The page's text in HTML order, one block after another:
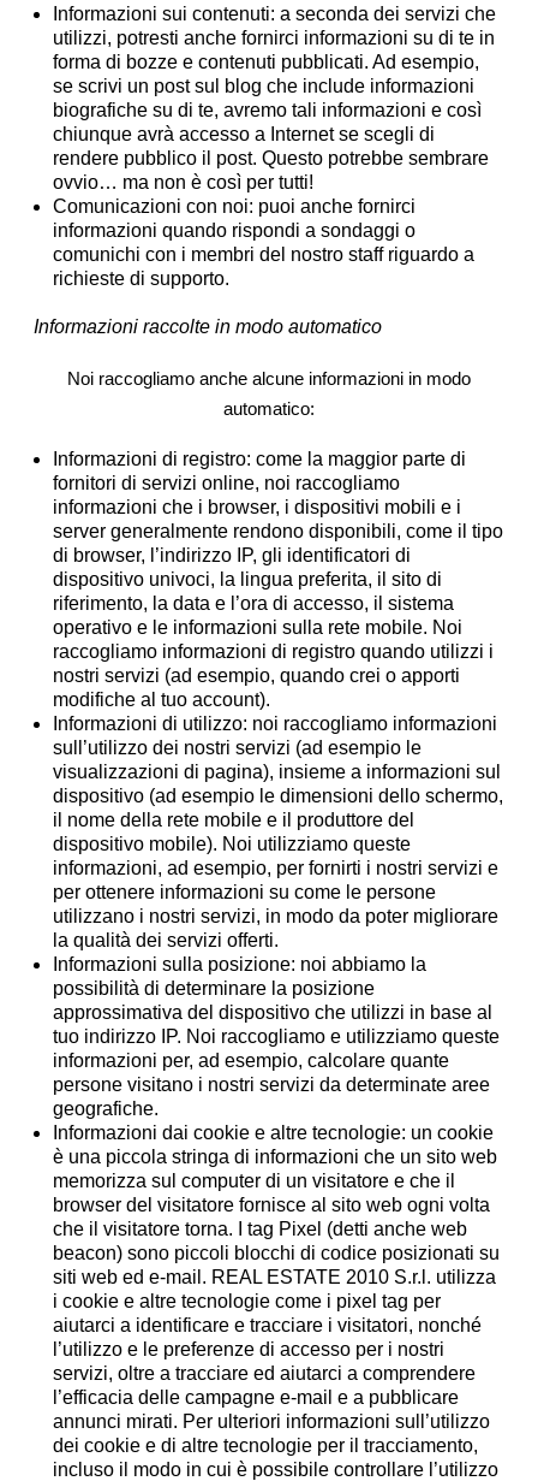
Informazioni sui contenuti: a seconda dei servizi che
utilizzi, potresti anche fornirci informazioni su di te in
forma di bozze e contenuti pubblicati. Ad esempio,
se scrivi un post sul blog che include informazioni
biografiche su di te, avremo tali informazioni e così
chiunque avrà accesso a Internet se scegli di
rendere pubblico il post. Questo potrebbe sembrare
ovvio… ma non è così per tutti!
Comunicazioni con noi: puoi anche fornirci
informazioni quando rispondi a sondaggi o
comunichi con i membri del nostro staff riguardo a
richieste di supporto.
Informazioni raccolte in modo automatico
Noi raccogliamo anche alcune informazioni in modo
automatico:
Informazioni di registro: come la maggior parte di
fornitori di servizi online, noi raccogliamo
informazioni che i browser, i dispositivi mobili e i
server generalmente rendono disponibili, come il tipo
di browser, l’indirizzo IP, gli identificatori di
dispositivo univoci, la lingua preferita, il sito di
riferimento, la data e l’ora di accesso, il sistema
operativo e le informazioni sulla rete mobile. Noi
raccogliamo informazioni di registro quando utilizzi i
nostri servizi (ad esempio, quando crei o apporti
modifiche al tuo account).
Informazioni di utilizzo: noi raccogliamo informazioni
sull’utilizzo dei nostri servizi (ad esempio le
visualizzazioni di pagina), insieme a informazioni sul
dispositivo (ad esempio le dimensioni dello schermo,
il nome della rete mobile e il produttore del
dispositivo mobile). Noi utilizziamo queste
informazioni, ad esempio, per fornirti i nostri servizi e
per ottenere informazioni su come le persone
utilizzano i nostri servizi, in modo da poter migliorare
la qualità dei servizi offerti.
Informazioni sulla posizione: noi abbiamo la
possibilità di determinare la posizione
approssimativa del dispositivo che utilizzi in base al
tuo indirizzo IP. Noi raccogliamo e utilizziamo queste
informazioni per, ad esempio, calcolare quante
persone visitano i nostri servizi da determinate aree
geografiche.
Informazioni dai cookie e altre tecnologie: un cookie
è una piccola stringa di informazioni che un sito web
memorizza sul computer di un visitatore e che il
browser del visitatore fornisce al sito web ogni volta
che il visitatore torna. I tag Pixel (detti anche web
beacon) sono piccoli blocchi di codice posizionati su
siti web ed e-mail. REAL ESTATE 2010 S.r.l. utilizza
i cookie e altre tecnologie come i pixel tag per
aiutarci a identificare e tracciare i visitatori, nonché
l’utilizzo e le preferenze di accesso per i nostri
servizi, oltre a tracciare ed aiutarci a comprendere
l’efficacia delle campagne e-mail e a pubblicare
annunci mirati. Per ulteriori informazioni sull’utilizzo
dei cookie e di altre tecnologie per il tracciamento,
incluso il modo in cui è possibile controllare l’utilizzo